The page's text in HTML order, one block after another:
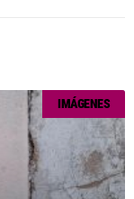
IMÁGENES